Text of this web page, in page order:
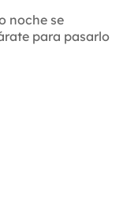
noche se
para pasarlo